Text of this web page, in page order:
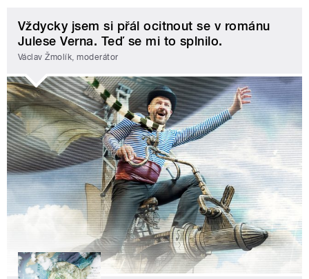
Vždycky jsem si přál ocitnout se v románu
Julese Verna. Teď se mi to splnilo.
Václav Žmolík, moderátor